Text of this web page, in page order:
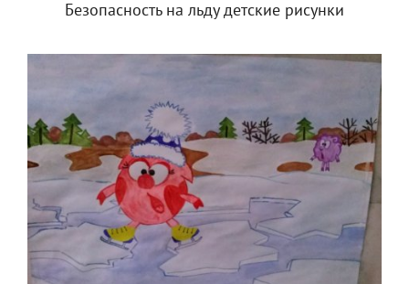
Безопасность на льду детские рисунки